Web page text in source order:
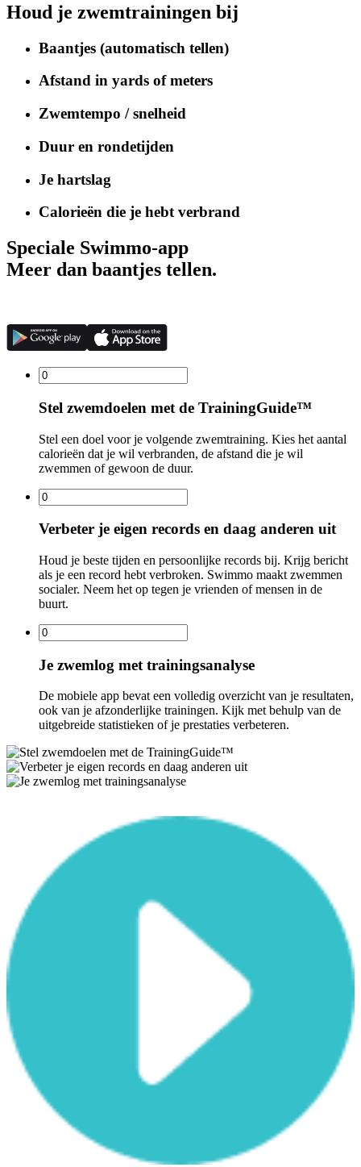
Houd je zwemtrainingen bij
Baantjes (automatisch tellen)
Afstand in yards of meters
Zwemtempo / snelheid
Duur en rondetijden
Je hartslag
Calorieën die je hebt verbrand
Speciale Swimmo-app
Meer dan baantjes tellen.
Stel zwemdoelen met de TrainingGuide™
Stel een doel voor je volgende zwemtraining. Kies het aantal
calorieën dat je wil verbranden, de afstand die je wil
zwemmen of gewoon de duur.
Verbeter je eigen records en daag anderen uit
Houd je beste tijden en persoonlijke records bij. Krijg bericht
als je een record hebt verbroken. Swimmo maakt zwemmen
socialer. Neem het op tegen je vrienden of mensen in de
buurt.
Je zwemlog met trainingsanalyse
De mobiele app bevat een volledig overzicht van je resultaten,
ook van je afzonderlijke trainingen. Kijk met behulp van de
uitgebreide statistieken of je prestaties verbeteren.